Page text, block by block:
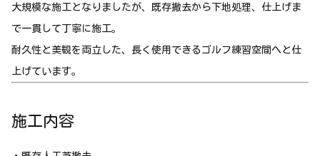
大規模な施工となりましたが、既存撤去から下地処理、仕上げま
で一貫して丁寧に施工。
耐久性と美観を両立した、長く使用できるゴルフ練習空間へと仕
上げています。
施工内容